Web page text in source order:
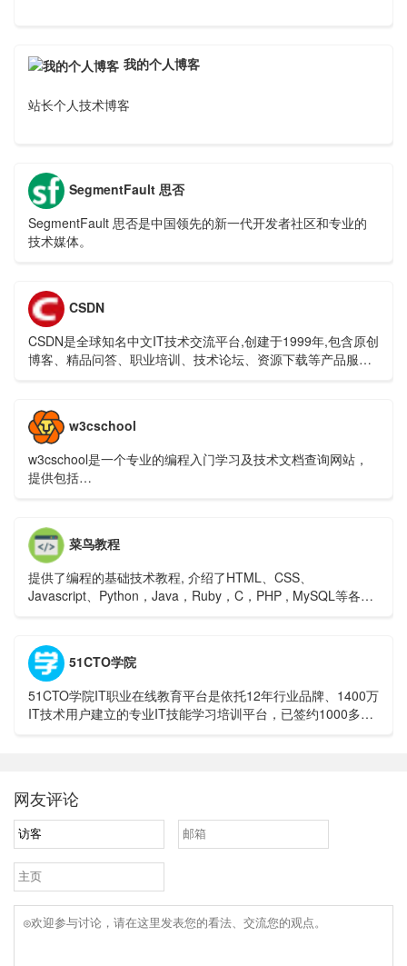
我的个人博客
站长个人技术博客
SegmentFault 思否
SegmentFault 思否是中国领先的新一代开发者社区和专业的
技术媒体。
CSDN
CSDN是全球知名中文IT技术交流平台,创建于1999年,包含原创
博客、精品问答、职业培训、技术论坛、资源下载等产品服务,
w3cschool
w3cschool是一个专业的编程入门学习及技术文档查询网站，
提供包括
w3schools的W3C学习社区及菜鸟编程平台。
菜鸟教程
提供了编程的基础技术教程, 介绍了HTML、CSS、
Javascript、Python，Java，Ruby，C，PHP , MySQL等各种
51CTO学院
51CTO学院IT职业在线教育平台是依托12年行业品牌、1400万
IT技术用户建立的专业IT技能学习培训平台，已签约1000多位
网友评论